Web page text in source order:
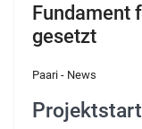
Fundament
gesetzt
Paari - News